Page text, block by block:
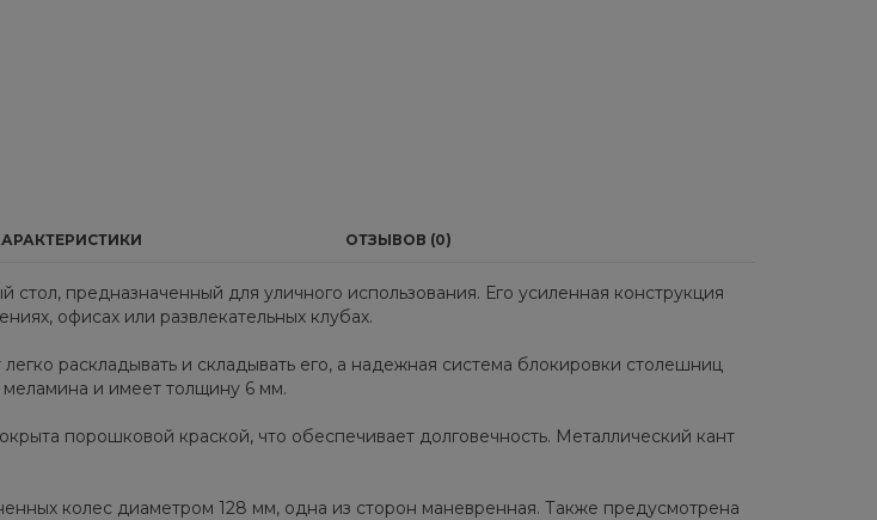
ОТЗЫВОВ (0)
предназначенный для уличного использования. Его усиленная конструкция
офисах или развлекательных клубах.
раскладывать и складывать его, а надежная система блокировки столешниц
и имеет толщину 6 мм.
порошковой краской, что обеспечивает долговечность. Металлический кант
колес диаметром 128 мм, одна из сторон маневренная. Также предусмотрена